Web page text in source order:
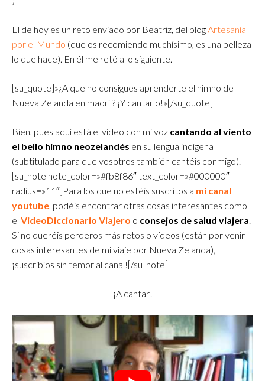
El de hoy es un reto enviado por Beatriz, del blogArtesanía
por el Mundo (que os recomiendo muchísimo, es una belleza
lo que hace). En él me retó a lo siguiente.
[su_quote]»¿A que no consigues aprenderte el himno de
Nueva Zelanda en maorí ? ¡Y cantarlo!»[/su_quote]
Bien, pues aquí está el vídeo con mi voz cantando al viento
el bello himno neozelandés en su lengua indígena
(subtitulado para que vosotros también cantéis conmigo).
[su_note note_color=»#fb8f86″ text_color=»#000000″
radius=»11″]Para los que no estéis suscritos a mi canal
youtube, podéis encontrar otras cosas interesantes como
el VideoDiccionario Viajero o consejos de salud viajera.
Si no queréis perderos más retos o vídeos (están por venir
cosas interesantes de mi viaje por Nueva Zelanda),
¡suscribíos sin temor al canal![/su_note]
¡A cantar!